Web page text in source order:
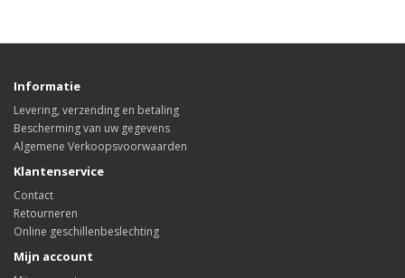
Informatie
Levering, verzending en betaling
Bescherming van uw gegevens
Algemene Verkoopsvoorwaarden
Klantenservice
Contact
Retourneren
Online geschillenbeslechting
Mijn account